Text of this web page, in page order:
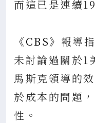
而這已是連續
《CBS》 報導
未討論過關於1
馬斯克領導的
於成本的問題
性。